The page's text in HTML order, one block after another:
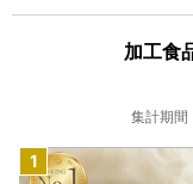
加工食
集計期間